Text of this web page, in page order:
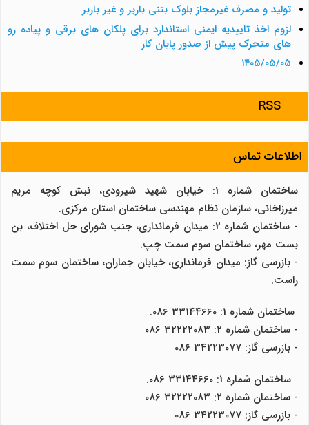
تولید و مصرف غیرمجاز بلوک بتنی باربر و غیر باربر
لزوم اخذ تاییدیه ایمنی استاندارد برای پلکان های برقی و پیاده رو
های متحرک پیش از صدور پایان کار
۱۴۰۵/۰۵/۰۵
RSS
اطلاعات تماس
ساختمان شماره 1: خیابان شهید شیرودی، نبش کوچه مریم
میرزاخانی، سازمان نظام مهندسی ساختمان استان مرکزی.
- ساختمان شماره 2: میدان فرمانداری، جنب شورای حل اختلاف، بن
بست مهر، ساختمان سوم سمت چپ.
- بازرسی گاز: میدان فرمانداری، خیابان جماران، ساختمان سوم سمت
راست.
ساختمان شماره 1: 33144660 086.
- ساختمان شماره 2: 32222083 086
- بازرسی گاز: 34223077 086
ساختمان شماره 1: 33144660 086.
- ساختمان شماره 2: 32222083 086
- بازرسی گاز: 34223077 086